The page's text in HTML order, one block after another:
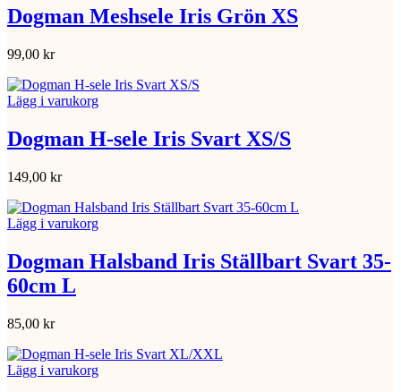
Dogman Meshsele Iris Grön XS
99,00 kr
Lägg i varukorg
Dogman H-sele Iris Svart XS/S
149,00 kr
Lägg i varukorg
Dogman Halsband Iris Ställbart Svart 35-
60cm L
85,00 kr
Lägg i varukorg